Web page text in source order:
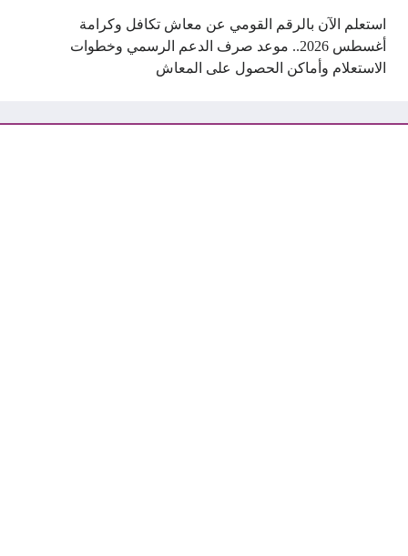
استعلم الآن بالرقم القومي عن معاش تكافل وكرامة
أغسطس 2026.. موعد صرف الدعم الرسمي وخطوات
الاستعلام وأماكن الحصول على المعاش